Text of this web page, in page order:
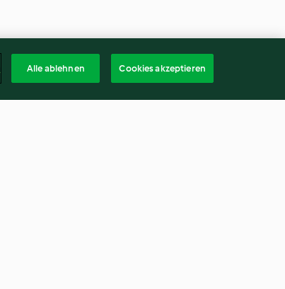
Alle ablehnen Cookies akzeptieren